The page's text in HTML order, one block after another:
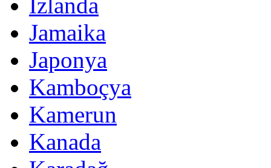
Jamaika
Japonya
Kamboçya
Kamerun
Kanada